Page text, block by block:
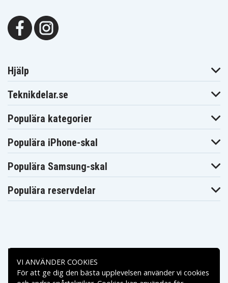
Hjälp
Teknikdelar.se
Populära kategorier
Populära iPhone-skal
Populära Samsung-skal
Populära reservdelar
Betalningsalternativ
Leveransalternativ
VI ANVÄNDER COOKIES
För att ge dig den bästa upplevelsen använder vi cookies